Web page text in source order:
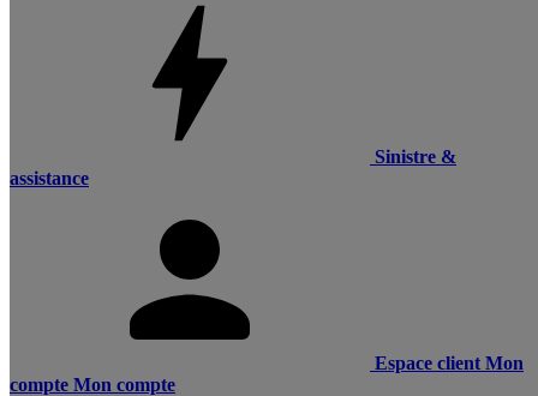
Sinistre &
assistance
Espace client Mon
compte Mon compte